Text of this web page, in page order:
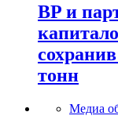
BP и
тонн
Медиа